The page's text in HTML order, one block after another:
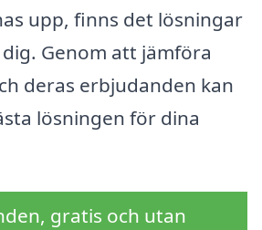
upp, finns det lösningar
Genom att jämföra
deras erbjudanden kan
lösningen för dina
gratis och utan